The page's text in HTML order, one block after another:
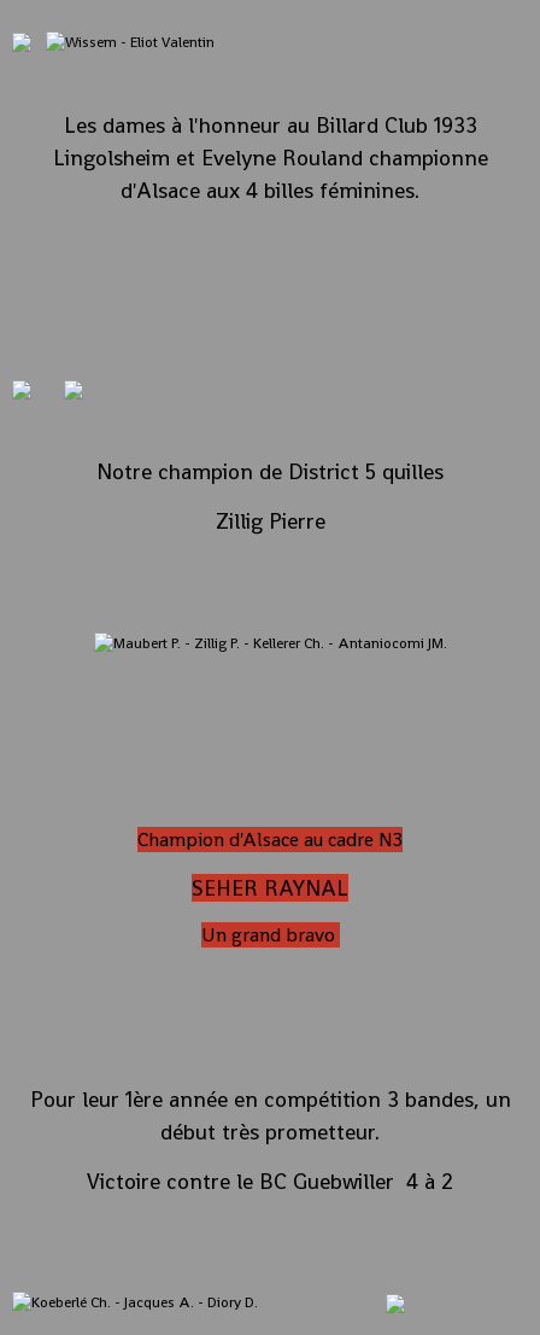
Les dames à l'honneur au Billard Club 1933
Lingolsheim et Evelyne Rouland championne
d'Alsace aux 4 billes féminines.
Notre champion de District 5 quilles
Zillig Pierre
Champion d'Alsace au cadre N3
SEHER RAYNAL
Un grand bravo
Pour leur 1ère année en compétition 3 bandes, un
début très prometteur.
Victoire contre le BC Guebwiller 4 à 2